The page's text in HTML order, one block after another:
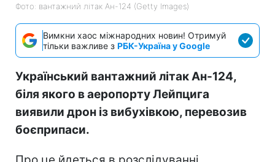
Фото: вантажний літак Ан-124 (Getty Images)
Вимкни хаос міжнародних новин! Отримуй
тільки важливе з РБК-Україна у Google
Український вантажний літак Ан-124,
біля якого в аеропорту Лейпцига
виявили дрон із вибухівкою, перевозив
боєприпаси.